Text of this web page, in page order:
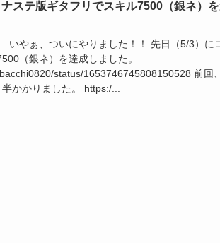
ナステ版ギタフリでスキル7500（銀ネ）
いやぁ、ついにやりました！！ 先日（5/3）に
（銀ネ）を達成しました。
status/1653746745808150528 前回
かかりました。 https:/...